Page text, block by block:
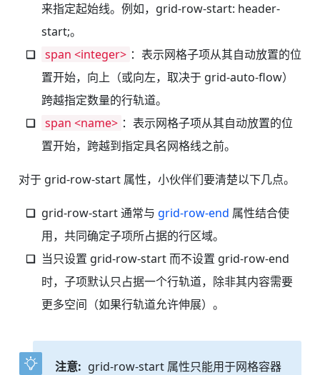
来指定起始线。例如，grid-row-start: header-
start;。
span <integer> ：表示网格子项从其自动放置的位
置开始，向上（或向左，取决于 grid-auto-flow）
跨越指定数量的行轨道。
span <name> ：表示网格子项从其自动放置的位
置开始，跨越到指定具名网格线之前。
对于 grid-row-start 属性，小伙伴们要清楚以下几点。
grid-row-start 通常与 grid-row-end 属性结合使
用，共同确定子项所占据的行区域。
当只设置 grid-row-start 而不设置 grid-row-end
时，子项默认只占据一个行轨道，除非其内容需要
更多空间（如果行轨道允许伸展）。
注意: grid-row-start 属性只能用于网格容器